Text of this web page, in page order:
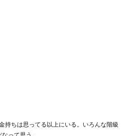
持ちは思ってる以上にいる。いろんな階級